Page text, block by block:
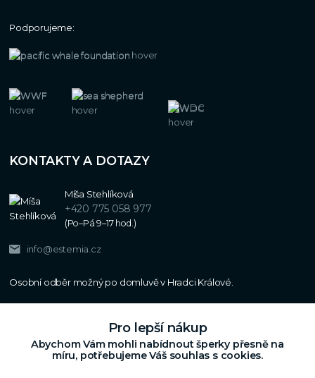
Podporujeme:
KONTAKTY A DOTAZY
Míša Stehlíková
+420 775 058 977
(Po–Pá 9–17 hod.)
info@estemia.cz
Pro lepší nákup
Abychom Vám mohli nabídnout šperky přesně na
míru, potřebujeme Váš souhlas s cookies.